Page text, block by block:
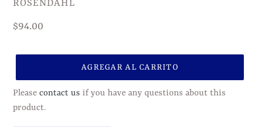
VENDEDOR
ROSENDAHL
Precio
$94.00
AGREGAR AL CARRITO
Please contact us if you have any questions about this
product.